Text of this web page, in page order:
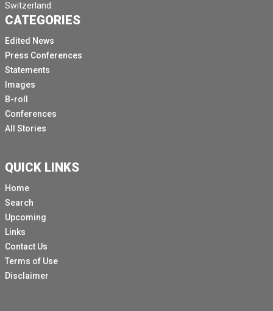
Switzerland.
CATEGORIES
Edited News
Press Conferences
Statements
Images
B-roll
Conferences
All Stories
QUICK LINKS
Home
Search
Upcoming
Links
Contact Us
Terms of Use
Disclaimer